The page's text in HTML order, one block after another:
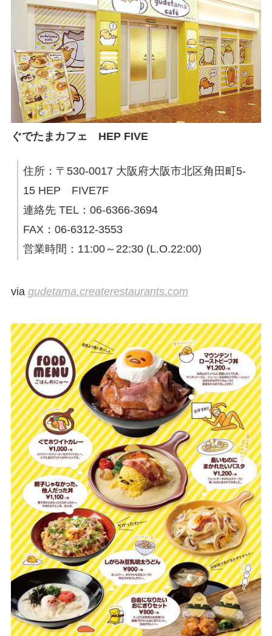
ぐでたまカフェ HEP FIVE
住所：〒530-0017 大阪府大阪市北区角田町5-
15 HEP FIVE7F
連絡先 TEL：06-6366-3694
FAX：06-6312-3553
営業時間：11:00～22:30 (L.O.22:00)
via gudetama.createrestaurants.com